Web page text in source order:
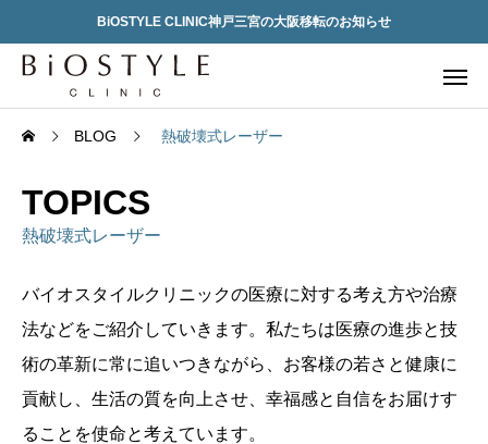
BiOSTYLE CLINIC神戸三宮の大阪移転のお知らせ
BLOG 熱破壊式レーザー
TOPICS
熱破壊式レーザー
バイオスタイルクリニックの医療に対する考え方や治療
法などをご紹介していきます。私たちは医療の進歩と技
術の革新に常に追いつきながら、お客様の若さと健康に
貢献し、生活の質を向上させ、幸福感と自信をお届けす
ることを使命と考えています。